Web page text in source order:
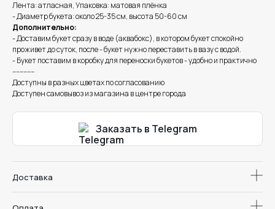
Лента: атласная, Упаковка: матовая плёнка
- Диаметр букета: около 25-35 см, высота 50-60 см
Дополнительно:
- Доставим букет сразу в воде (аквабокс), в котором букет спокойно
проживет до суток, после - букет нужно переставить в вазу с водой.
- Букет поставим в коробку для переноски букетов - удобно и практично
------------
Доступны в разных цветах по согласованию
Доступен самовывоз из магазина в центре города
Заказать в Telegram
Доставка